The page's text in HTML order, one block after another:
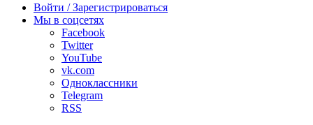
радио
Войти / Зарегистрироваться
Мы в соцсетях
Facebook
Twitter
YouTube
vk.com
Одноклассники
Telegram
RSS